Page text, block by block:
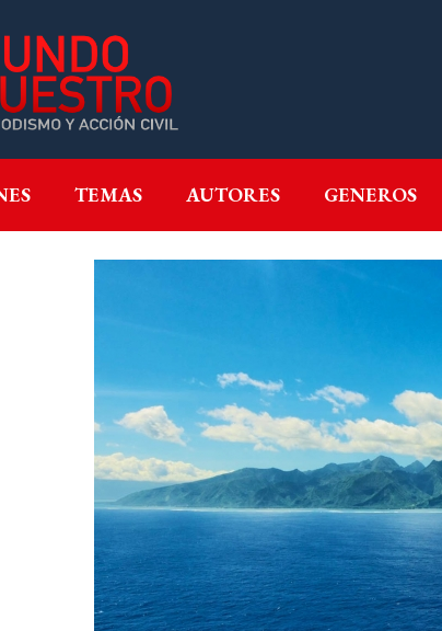
TEMAS AUTORES GENEROS
INICIO SECCIONES